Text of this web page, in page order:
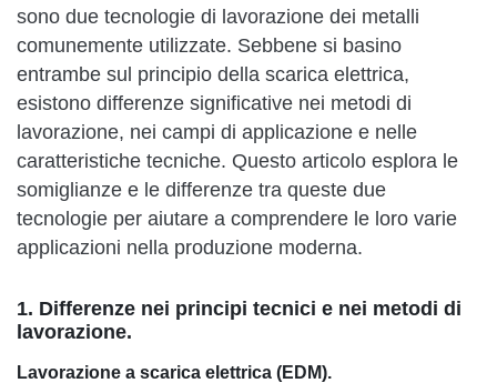
sono due tecnologie di lavorazione dei metalli
comunemente utilizzate. Sebbene si basino
entrambe sul principio della scarica elettrica,
esistono differenze significative nei metodi di
lavorazione, nei campi di applicazione e nelle
caratteristiche tecniche. Questo articolo esplora le
somiglianze e le differenze tra queste due
tecnologie per aiutare a comprendere le loro varie
applicazioni nella produzione moderna.
1. Differenze nei principi tecnici e nei metodi di
lavorazione.
Lavorazione a scarica elettrica (EDM).